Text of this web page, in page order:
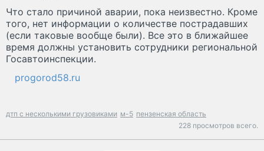
Что стало причиной аварии, пока неизвестно. Кроме
того, нет информации о количестве пострадавших
(если таковые вообще были). Все это в ближайшее
время должны установить сотрудники региональной
Госавтоинспекции.
progorod58.ru
дтп с несколькими грузовиками м-5 пензенская область
228 просмотров всего.